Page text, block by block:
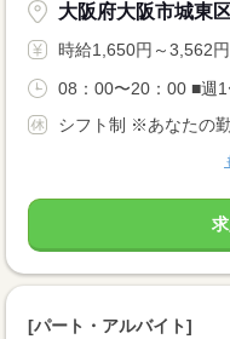
大阪府大阪市城東
時給1,650円～3,562円
08：00〜20：00 ■週1
シフト制 ※あなたの
[パート・アルバイト]